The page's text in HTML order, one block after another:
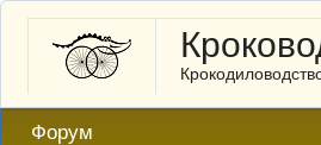
Форум